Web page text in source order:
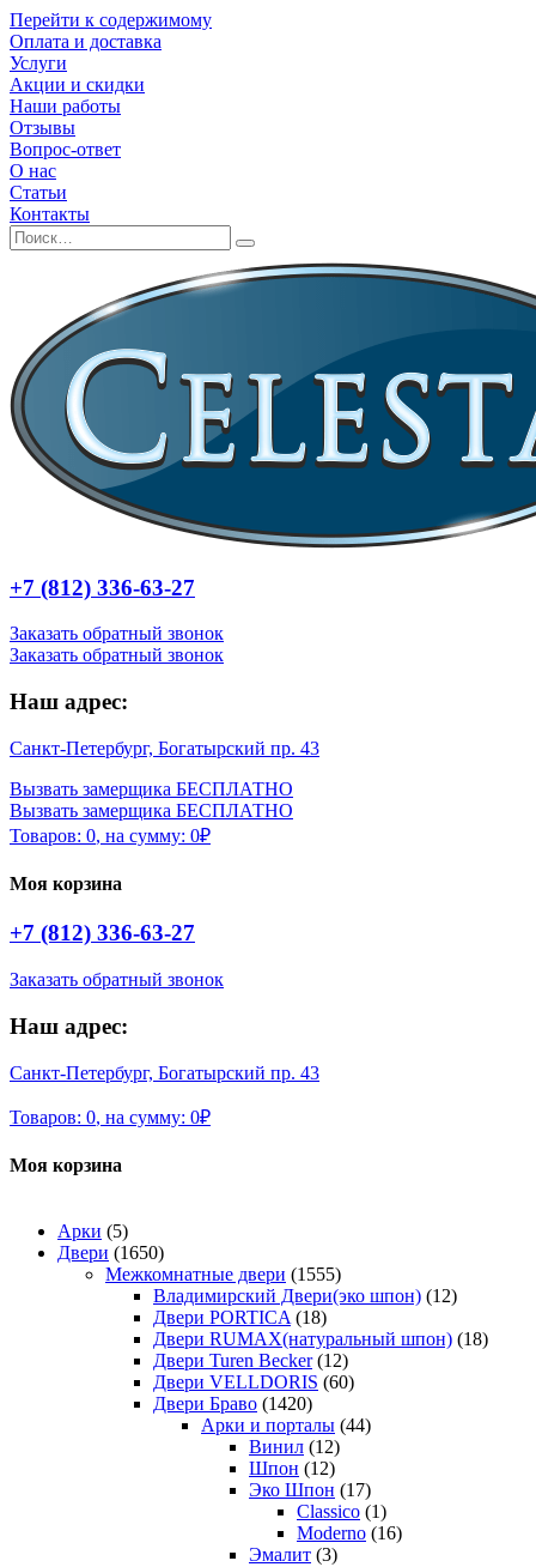
Перейти к содержимому
Оплата и доставка
Услуги
Акции и скидки
Наши работы
Отзывы
Вопрос-ответ
О нас
Статьи
Контакты
+7 (812) 336-63-27
Заказать обратный звонок
Заказать обратный звонок
Наш адрес:
Санкт-Петербург, Богатырский пр. 43
Вызвать замерщика БЕСПЛАТНО
Вызвать замерщика БЕСПЛАТНО
Товаров: 0, на сумму: 0₽
Моя корзина
+7 (812) 336-63-27
Заказать обратный звонок
Наш адрес:
Санкт-Петербург, Богатырский пр. 43
Товаров: 0, на сумму: 0₽
Моя корзина
Арки (5)
Двери (1650)
Межкомнатные двери (1555)
Владимирский Двери(эко шпон) (12)
Двери PORTICA (18)
Двери RUMAX(натуральный шпон) (18)
Двери Turen Becker (12)
Двери VELLDORIS (60)
Двери Браво (1420)
Арки и порталы (44)
Винил (12)
Шпон (12)
Эко Шпон (17)
Classico (1)
Moderno (16)
Эмалит (3)